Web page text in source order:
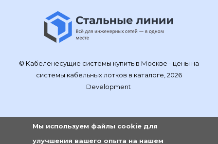
© Кабеленесущие системы купить в Москве - цены на
системы кабельных лотков в каталоге, 2026
Development
Мы используем файлы cookie для
улучшения вашего опыта на нашем